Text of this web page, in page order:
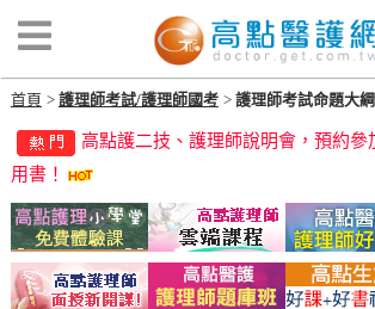
首頁 護理師考試/護理師國考 護理師考試命題大綱
狂賀！112年度第三次護理師【榜眼
點！
高點護二技、護理師說明會，預約參
用書！
高點微課「解剖生理學100講」女神
高點護理專班專屬你的上榜智多星，
護理師完整課程規劃，你的試高點來